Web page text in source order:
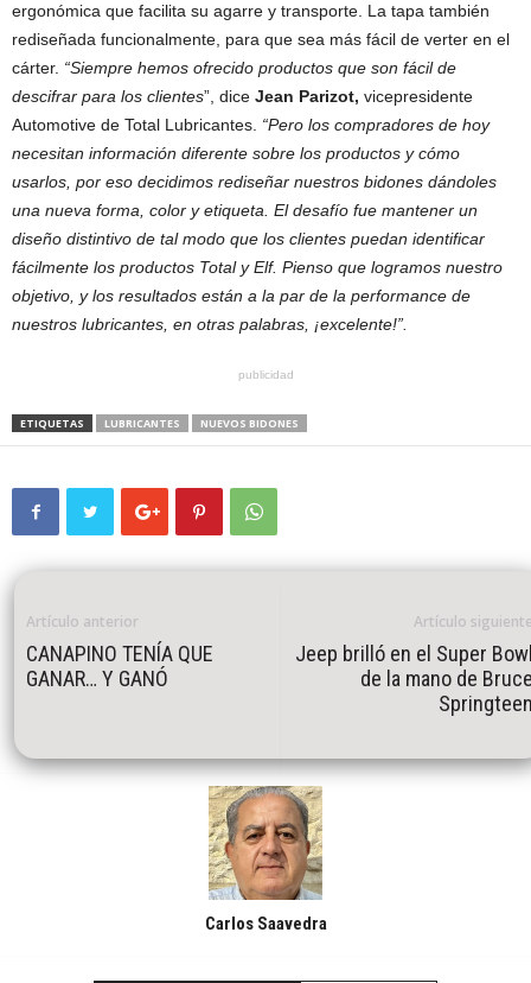
ergonómica que facilita su agarre y transporte. La tapa también
rediseñada funcionalmente, para que sea más fácil de verter en el
cárter. “Siempre hemos ofrecido productos que son fácil de
descifrar para los clientes”, dice Jean Parizot, vicepresidente
Automotive de Total Lubricantes. “Pero los compradores de hoy
necesitan información diferente sobre los productos y cómo
usarlos, por eso decidimos rediseñar nuestros bidones dándoles
una nueva forma, color y etiqueta. El desafío fue mantener un
diseño distintivo de tal modo que los clientes puedan identificar
fácilmente los productos Total y Elf. Pienso que logramos nuestro
objetivo, y los resultados están a la par de la performance de
nuestros lubricantes, en otras palabras, ¡excelente!”.
publicidad
ETIQUETAS LUBRICANTES NUEVOS BIDONES
Artículo anterior
CANAPINO TENÍA QUE
GANAR… Y GANÓ
Artículo
Jeep brilló en el Super
de la mano de
Carlos Saavedra